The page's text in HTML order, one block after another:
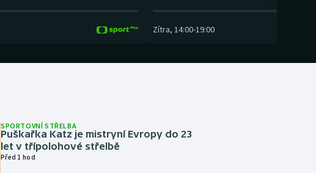
Zítra, 14:00-19:00
SPORTOVNÍ STŘELBA
Puškařka Katz je mistryní Evropy do 23
let v třípolohové střelbě
Před 1 hod